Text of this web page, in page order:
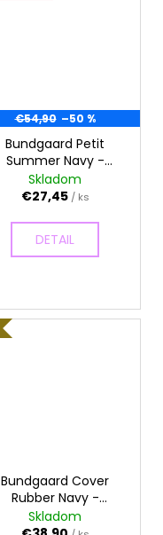
€54,90 –50 %
Bundgaard Petit
Summer Navy -
Sandálky
Skladom
€27,45 / ks
DETAIL
Bundgaard Cover
Rubber Navy -
Gumáky
Skladom